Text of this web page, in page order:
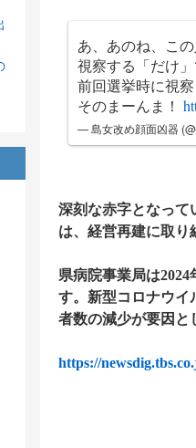
あ、あのね、こ
視察する「だけ
前回選挙時に視
そのまーんま！
— 島女改め顔面凶器
深刻な赤字となって
は、経営再建に取り
県病院事業局は
す。新型コロナウイ
者数の減少が要因と
https://